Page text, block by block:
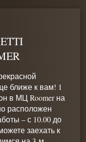
ближе к вам! 1
в МЦ Roomer на
расположен
– с 10.00 до
заехать к